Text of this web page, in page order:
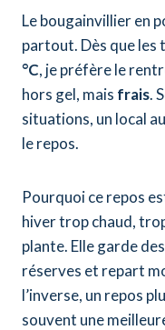
Le bougainvillier en
partout. Dès que les
°C, je préfère le
hors gel, mais frais.
situations, un local
le repos.
Pourquoi ce repos
hiver trop chaud,
plante. Elle garde
réserves et repart
l’inverse, un repos
souvent une